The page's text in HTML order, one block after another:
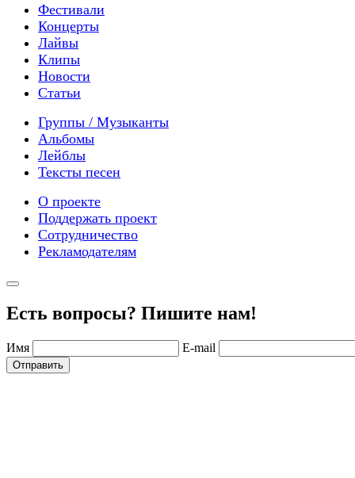
Фестивали
Концерты
Лайвы
Клипы
Новости
Статьи
Группы / Музыканты
Альбомы
Лейблы
Тексты песен
О проекте
Поддержать проект
Сотрудничество
Рекламодателям
Есть вопросы? Пишите нам!
Имя E-mail